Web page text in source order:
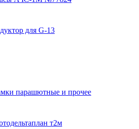
для G-13
парашютные и прочее
т2м